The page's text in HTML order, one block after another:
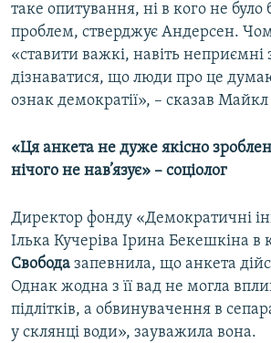
таке опитування, ні в кого не
проблем, стверджує Андерсен.
«ставити важкі, навіть неприємні
дізнаватися, що люди про це
ознак демократії», – сказав
«Ця анкета не дуже якісно
нічого не нав’язує» – соціолог
Директор фонду «Демократичні
Ілька Кучеріва Ірина Бекешкіна в
Свобода запевнила, що анкета
Однак жодна з її вад не могла
підлітків, а обвинувачення в
у склянці води», зауважила вона.